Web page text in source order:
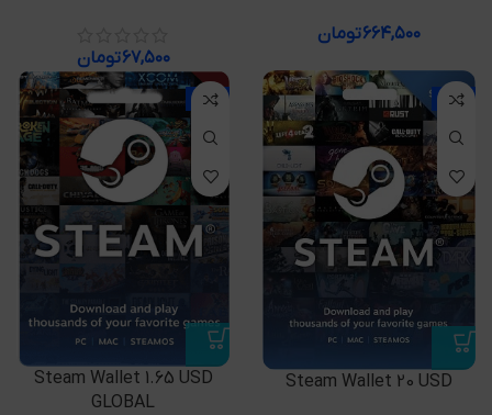
۶۶۴,۵۰۰تومان
۶۷,۵۰۰تومان
-9%
Steam Wallet 20 USD
-7%
Steam Wallet 1.65 USD
GLOBAL